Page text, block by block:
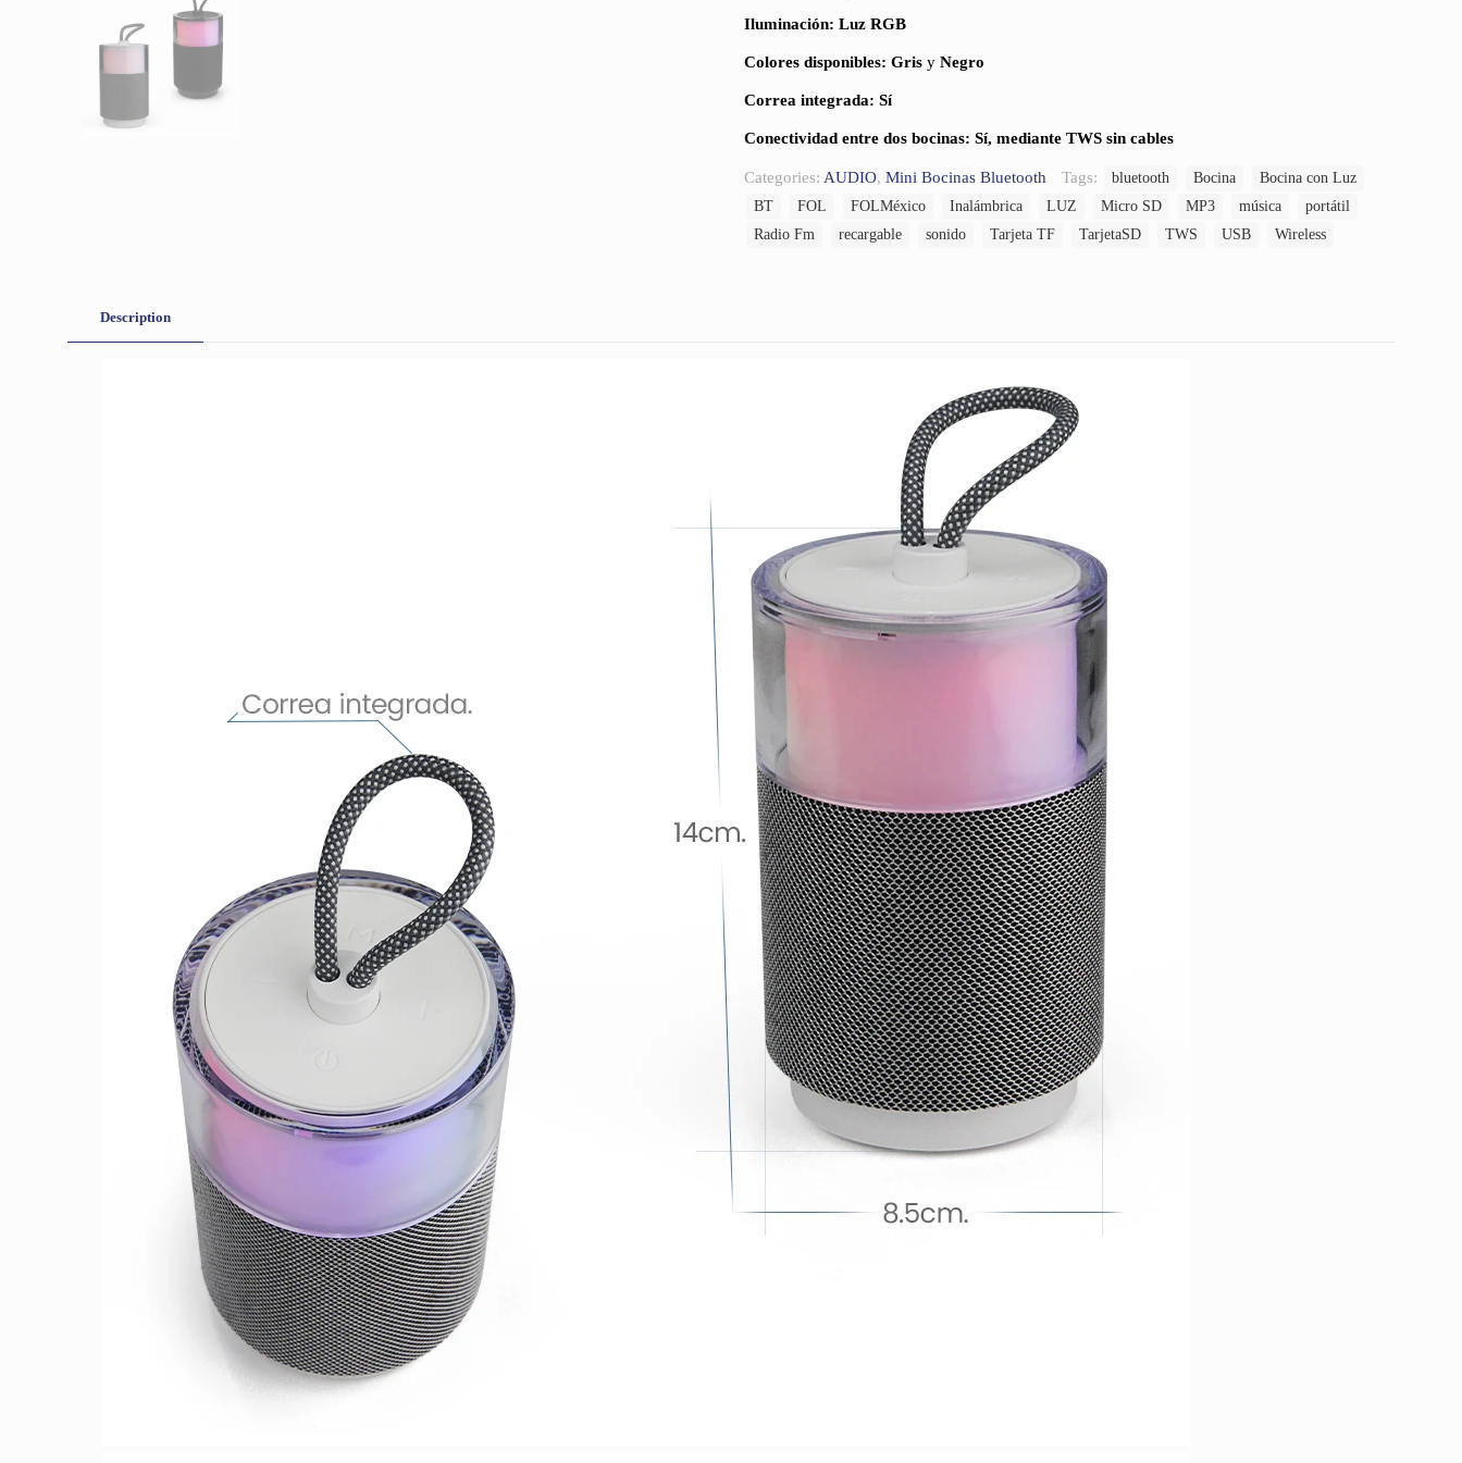
Iluminación: Luz RGB
Colores disponibles: Gris y Negro
Correa integrada: Sí
Conectividad entre dos bocinas: Sí, mediante TWS sin cables
Categories: AUDIO, Mini Bocinas Bluetooth Tags: bluetooth Bocina
Bocina con Luz
BT
FOL FOLMéxico Inalámbrica LUZ Micro SD MP3 música
portátil
Radio Fm
recargable sonido Tarjeta TF TarjetaSD TWS USB Wireless
Description